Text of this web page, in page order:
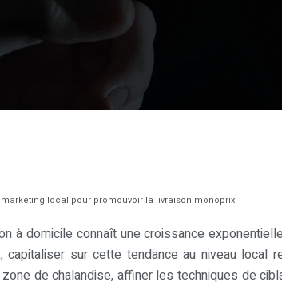
local pour promouvoir la livraison monoprix
à domicile connaît une croissance
capitaliser sur cette tendance au niveau local
de chalandise, affiner les techniques de